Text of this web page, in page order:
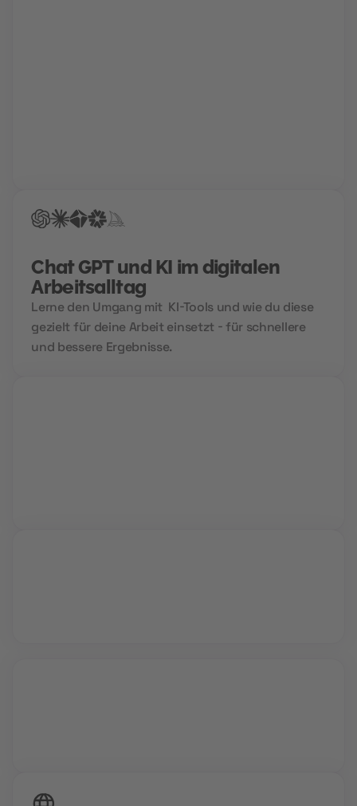
Chat GPT und KI im digitalen
Arbeitsalltag
Lerne den Umgang mit KI-Tools und wie du diese
gezielt für deine Arbeit einsetzt - für schnellere
und bessere Ergebnisse.